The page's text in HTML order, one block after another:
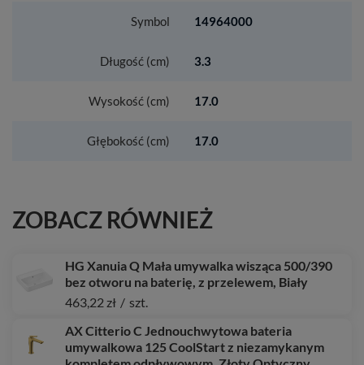
Symbol 14964000
Długość (cm) 3.3
Wysokość (cm) 17.0
Głębokość (cm) 17.0
ZOBACZ RÓWNIEŻ
HG Xanuia Q Mała umywalka wisząca 500/390
bez otworu na baterię, z przelewem, Biały
463,22 zł / szt.
AX Citterio C Jednouchwytowa bateria
umywalkowa 125 CoolStart z niezamykanym